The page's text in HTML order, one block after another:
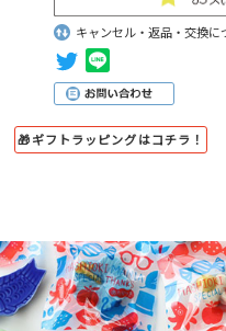
キャンセル・返品・交換
🎁ギフトラッピングはコチラ！